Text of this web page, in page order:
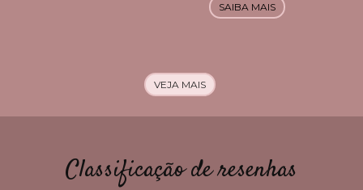
SAIBA MAIS
VEJA MAIS
Classificação de resenhas